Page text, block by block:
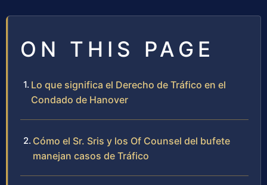
ON THIS PAGE
Lo que significa el Derecho de Tráfico en el
Condado de Hanover
Cómo el Sr. Sris y los Of Counsel del bufete
manejan casos de Tráfico